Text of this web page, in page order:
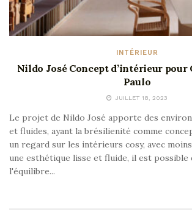
INTÉRIEUR
Nildo José Concept d’intérieur pour
Paulo
JUILLET 18, 2023
Le projet de Nildo José apporte des
et fluides, ayant la brésilienité comme
un regard sur les intérieurs cosy, avec
une esthétique lisse et fluide, il est
l'équilibre...